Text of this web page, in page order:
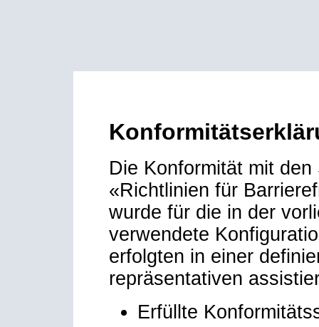
Die Konformität mit
«Richtlinien für
wurde für die in der
verwendete
erfolgten in einer
repräsentativen
Erfüllte